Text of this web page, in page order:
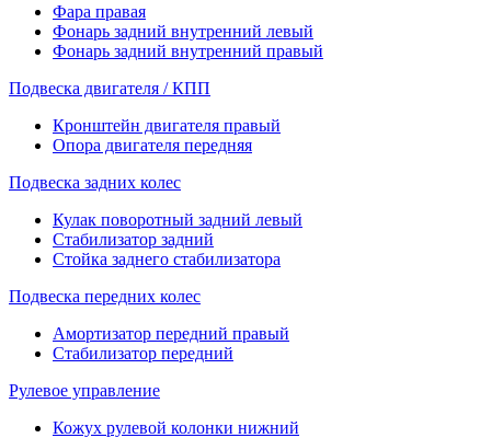
Фара правая
Фонарь задний внутренний левый
Фонарь задний внутренний правый
Подвеска двигателя / КПП
Кронштейн двигателя правый
Опора двигателя передняя
Подвеска задних колес
Кулак поворотный задний левый
Стабилизатор задний
Стойка заднего стабилизатора
Подвеска передних колес
Амортизатор передний правый
Стабилизатор передний
Рулевое управление
Кожух рулевой колонки нижний